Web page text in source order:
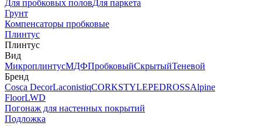
Для пробковых половДля паркета
Грунт
Компенсаторы пробковые
Плинтус
Плинтус
Вид
МикроплинтусМДФПробковыйСкрытыйТеневой
Бренд
Cosca DecorLaconistiqCORKSTYLEPEDROSSAlpine
FloorLWD
Погонаж для настенных покрытий
Подложка